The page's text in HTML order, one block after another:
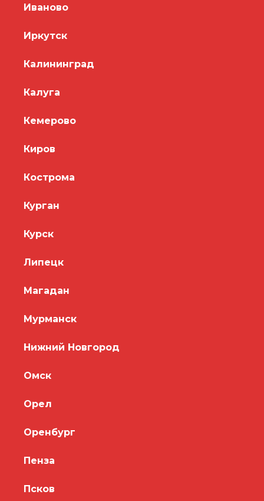
Иваново
Иркутск
Калининград
Калуга
Кемерово
Киров
Кострома
Курган
Курск
Липецк
Магадан
Мурманск
Нижний Новгород
Омск
Орел
Оренбург
Пенза
Псков